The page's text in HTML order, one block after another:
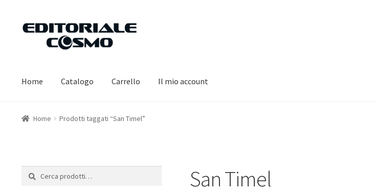
Vai
navigazione
Vai
Home Catalogo Carrello Il mio account
Home Prodotti taggati “San Timel”
San Timel
Cerca:
Cerca